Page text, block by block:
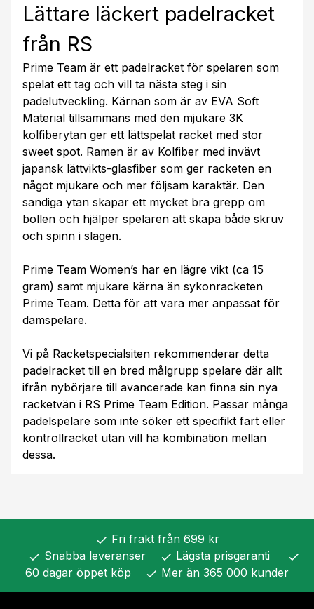
Lättare läckert padelracket
från RS
Prime Team är ett padelracket för spelaren som
spelat ett tag och vill ta nästa steg i sin
padelutveckling. Kärnan som är av EVA Soft
Material tillsammans med den mjukare 3K
kolfiberytan ger ett lättspelat racket med stor
sweet spot. Ramen är av Kolfiber med invävt
japansk lättvikts-glasfiber som ger racketen en
något mjukare och mer följsam karaktär. Den
sandiga ytan skapar ett mycket bra grepp om
bollen och hjälper spelaren att skapa både skruv
och spinn i slagen.
Prime Team Women’s har en lägre vikt (ca 15
gram) samt mjukare kärna än sykonracketen
Prime Team. Detta för att vara mer anpassat för
damspelare.
Vi på Racketspecialsiten rekommenderar detta
padelracket till en bred målgrupp spelare där allt
ifrån nybörjare till avancerade kan finna sin nya
racketvän i RS Prime Team Edition. Passar många
padelspelare som inte söker ett specifikt fart eller
kontrollracket utan vill ha kombination mellan
dessa.
check Fri frakt från 699 kr
check Snabba leveranser check Lägsta prisgaranti check
60 dagar öppet köp check Mer än 365 000 kunder